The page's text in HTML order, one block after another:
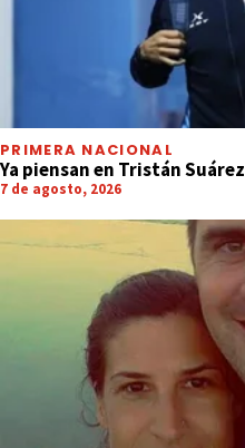
PRIMERA NACIONAL
Ya piensan en Tristán Suárez
7 de agosto, 2026